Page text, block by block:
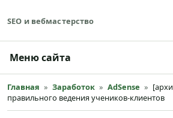
SEO и вебмастерство
Меню сайта
Главная » Заработок » AdSense »
правильного ведения учеников-клиентов